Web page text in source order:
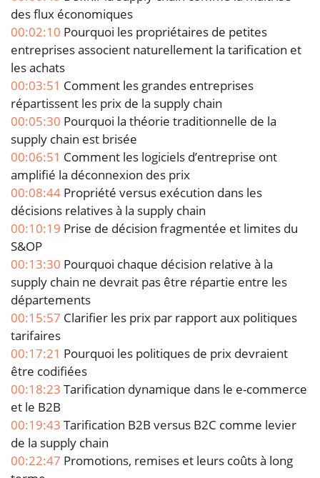
des flux économiques
00:02:10 Pourquoi les propriétaires de petites
entreprises associent naturellement la tarification et
les achats
00:03:51 Comment les grandes entreprises
répartissent les prix de la supply chain
00:05:30 Pourquoi la théorie traditionnelle de la
supply chain est brisée
00:06:51 Comment les logiciels d’entreprise ont
amplifié la déconnexion des prix
00:08:44 Propriété versus exécution dans les
décisions relatives à la supply chain
00:10:19 Prise de décision fragmentée et limites du
S&OP
00:13:30 Pourquoi chaque décision relative à la
supply chain ne devrait pas être répartie entre les
départements
00:15:57 Clarifier les prix par rapport aux politiques
tarifaires
00:17:21 Pourquoi les politiques de prix devraient
être codifiées
00:18:23 Tarification dynamique dans le e-commerce
et le B2B
00:19:43 Tarification B2B versus B2C comme levier
de la supply chain
00:22:47 Promotions, remises et leurs coûts à long